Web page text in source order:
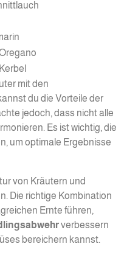
mit den
du die Vorteile der
jedoch, dass nicht alle
Es ist wichtig, die
um optimale Ergebnisse
von Kräutern und
Die richtige Kombination
Ernte führen,
verbessern
bereichern kannst.